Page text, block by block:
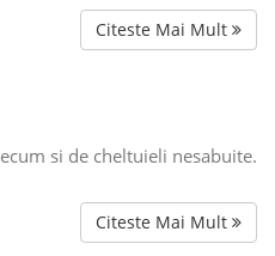
Citeste Mai Mult
si de cheltuieli nesabuite.
Citeste Mai Mult